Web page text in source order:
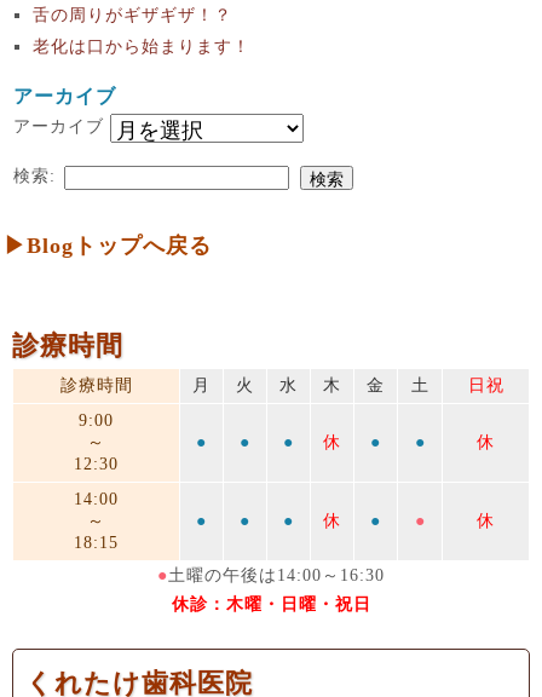
舌の周りがギザギザ！？
老化は口から始まります！
アーカイブ
アーカイブ
検索:
▶Blogトップへ戻る
診療時間
診療時間 月 火 水 木 金 土
日祝
9:00
～
12:30
● ● ● 休 ● ● 休
14:00
～
18:15
● ● ● 休 ● ● 休
●土曜の午後は14:00～16:30
休診：木曜・日曜・祝日
くれたけ歯科医院